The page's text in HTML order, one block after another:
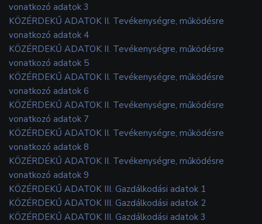
vonatkozó adatok 3
KÖZÉRDEKŰ ADATOK II. Tevékenységre, működésre
vonatkozó adatok 4
KÖZÉRDEKŰ ADATOK II. Tevékenységre, működésre
vonatkozó adatok 5
KÖZÉRDEKŰ ADATOK II. Tevékenységre, működésre
vonatkozó adatok 6
KÖZÉRDEKŰ ADATOK II. Tevékenységre, működésre
vonatkozó adatok 7
KÖZÉRDEKŰ ADATOK II. Tevékenységre, működésre
vonatkozó adatok 8
KÖZÉRDEKŰ ADATOK II. Tevékenységre, működésre
vonatkozó adatok 9
KÖZÉRDEKŰ ADATOK III. Gazdálkodási adatok 1
KÖZÉRDEKŰ ADATOK III. Gazdálkodási adatok 2
KÖZÉRDEKŰ ADATOK III. Gazdálkodási adatok 3